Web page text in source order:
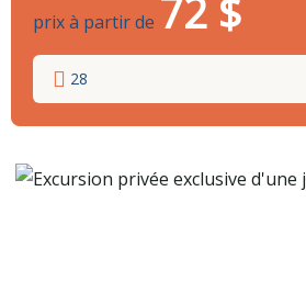
prix à partir de 72 $
28